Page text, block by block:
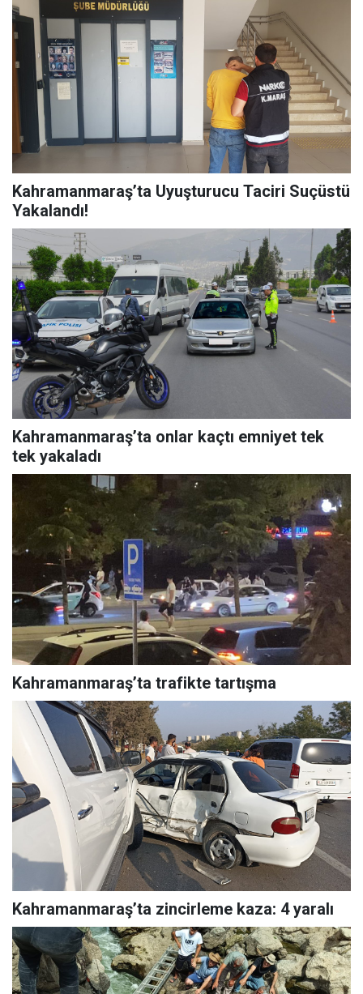
Kahramanmaraş’ta Uyuşturucu Taciri Suçüstü
Yakalandı!
Kahramanmaraş’ta onlar kaçtı emniyet tek
tek yakaladı
Kahramanmaraş’ta trafikte tartışma
Kahramanmaraş’ta zincirleme kaza: 4 yaralı